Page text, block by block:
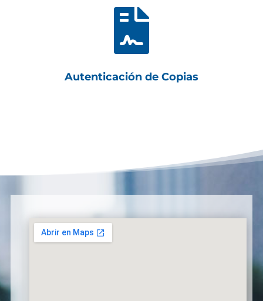

Autenticación de Copias